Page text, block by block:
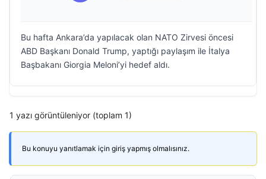
Bu hafta Ankara’da yapılacak olan NATO Zirvesi öncesi
ABD Başkanı Donald Trump, yaptığı paylaşım ile İtalya
Başbakanı Giorgia Meloni’yi hedef aldı.
1 yazı görüntüleniyor (toplam 1)
Bu konuyu yanıtlamak için giriş yapmış olmalısınız.